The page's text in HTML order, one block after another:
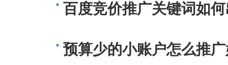
百度竞价推广关键词如
预算少的小账户怎么推